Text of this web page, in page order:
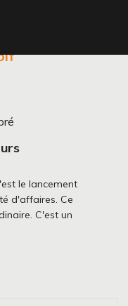
le lancement
d'affaires. Ce
C'est un